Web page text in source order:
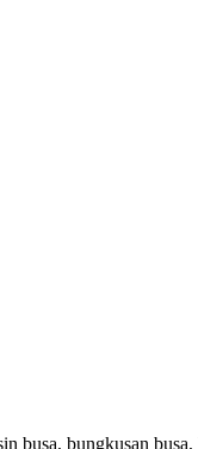
bungkusan